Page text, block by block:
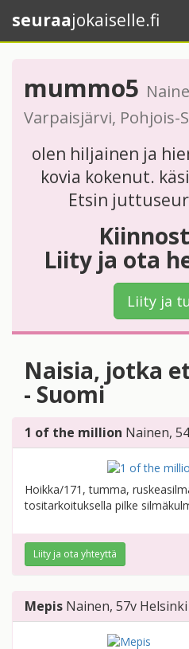
seuraajokaiselle.fi
mummo5
Varpaisjärvi, Pohjois-
olen hiljainen ja
kovia kokenut.
Etsin
Liity ja ota
Liity ja
Naisia, jotka
- Suomi
1 of the million Nainen,
Hoikka/171, tumma,
tositarkoituksella pilke
Liity ja ota yhteyttä
Mepis Nainen, 57v Helsinki